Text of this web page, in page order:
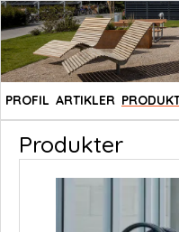
PROFIL ARTIKLER
Produkter